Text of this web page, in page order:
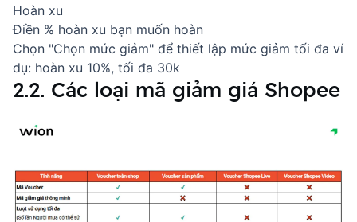
Hoàn xu
Điền % hoàn xu bạn muốn hoàn
Chọn "Chọn mức giảm" để thiết lập mức giảm tối đa ví
dụ: hoàn xu 10%, tối đa 30k
2.2. Các loại mã giảm giá Shopee